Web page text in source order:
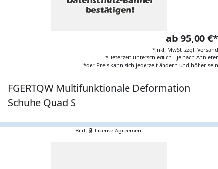
ab 95,00 €*
*inkl. MwSt. zzgl. Versand
*Lieferzeit unterschiedlich - je nach Anbieter
*der Preis kann sich jederzeit ändern und höher sein
FGERTQW Multifunktionale Deformation
Schuhe Quad S
Bild: License Agreement